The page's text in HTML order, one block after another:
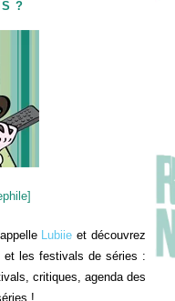
?
Lubiie et découvrez
et les festivals de séries :
critiques, agenda des
!